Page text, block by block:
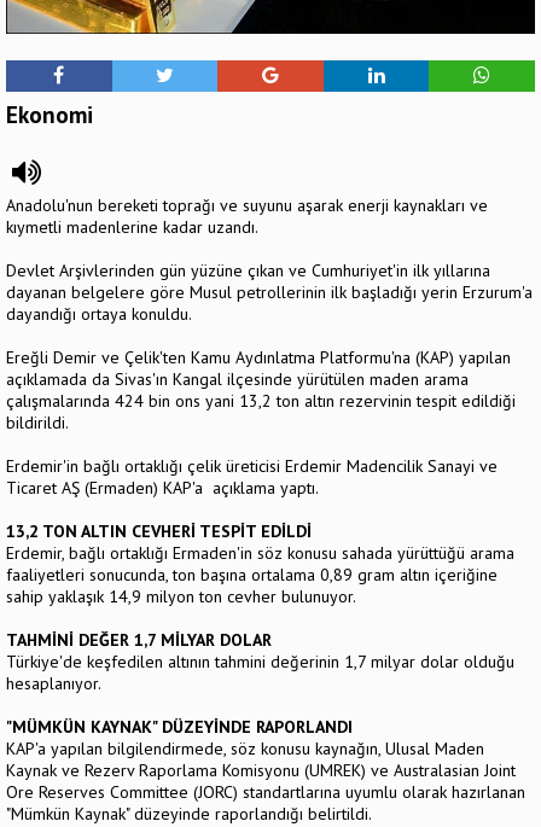
Ekonomi
Anadolu'nun bereketi toprağı ve suyunu aşarak enerji kaynakları ve
kıymetli madenlerine kadar uzandı.
Devlet Arşivlerinden gün yüzüne çıkan ve Cumhuriyet'in ilk yıllarına
dayanan belgelere göre Musul petrollerinin ilk başladığı yerin Erzurum'a
dayandığı ortaya konuldu.
Ereğli Demir ve Çelik'ten Kamu Aydınlatma Platformu'na (KAP) yapılan
açıklamada da Sivas'ın Kangal ilçesinde yürütülen maden arama
çalışmalarında 424 bin ons yani 13,2 ton altın rezervinin tespit edildiği
bildirildi.
Erdemir'in bağlı ortaklığı çelik üreticisi Erdemir Madencilik Sanayi ve
Ticaret AŞ (Ermaden) KAP'a açıklama yaptı.
13,2 TON ALTIN CEVHERİ TESPİT EDİLDİ
Erdemir, bağlı ortaklığı Ermaden'in söz konusu sahada yürüttüğü arama
faaliyetleri sonucunda, ton başına ortalama 0,89 gram altın içeriğine
sahip yaklaşık 14,9 milyon ton cevher bulunuyor.
TAHMİNİ DEĞER 1,7 MİLYAR DOLAR
Türkiye'de keşfedilen altının tahmini değerinin 1,7 milyar dolar olduğu
hesaplanıyor.
"MÜMKÜN KAYNAK" DÜZEYİNDE RAPORLANDI
KAP'a yapılan bilgilendirmede, söz konusu kaynağın, Ulusal Maden
Kaynak ve Rezerv Raporlama Komisyonu (UMREK) ve Australasian Joint
Ore Reserves Committee (JORC) standartlarına uyumlu olarak hazırlanan
"Mümkün Kaynak" düzeyinde raporlandığı belirtildi.